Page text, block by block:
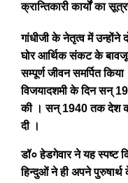
क्रान्तिकारी कार्यों का
गांधीजी के नेतृत्व में उन्होंने
घोर आर्थिक संकट के
सम्पूर्ण जीवन समर्पित
विजयादशमी के दिन सन्
की । सन् 1940 तक देश
दी ।
डॉ० हेडगेवार ने यह स्पष्ट
हिन्दुओं ने ही अपने